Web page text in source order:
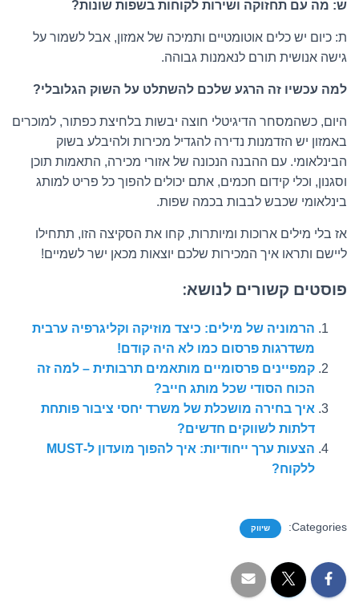
ש: מה עם תחזוקה ושירות לקוחות בשפות שונות?
ת: כיום יש כלים אוטומטיים ותמיכה של אמזון, אבל לשמור על
גישה אנושית תורם לנאמנות גבוהה.
למה עכשיו זה הרגע שלכם להשתלט על השוק הגלובלי?
היום, כשהמסחר הדיגיטלי חוצה יבשות בלחיצת כפתור, למוכרים
באמזון יש הזדמנות נדירה להגדיל מכירות ולהיבלע בשוק
הבינלאומי. עם ההבנה הנכונה של אזורי מכירה, התאמות תוכן
וסגנון, וכלי קידום חכמים, אתם יכולים להפוך כל פריט למותג
בינלאומי שכבש לבבות בכמה שפות.
אז בלי מילים ארוכות ומיותרות, קחו את הסקיצה הזו, תתחילו
ליישם ותראו איך המכירות שלכם יוצאות מכאן ישר לשמיים!
פוסטים קשורים לנושא:
הרמוניה של מילים: כיצד מוזיקה וקליגרפיה ערבית
משדרגות פרסום כמו לא היה קודם!
קמפיינים פרסומיים מותאמים תרבותית – למה זה
הכוח הסודי שכל מותג חייב?
איך בחירה מושכלת של משרד יחסי ציבור פותחת
דלתות לשווקים חדשים?
הצעות ערך ייחודיות: איך להפוך מועדון ל-MUST
ללקוח?
Categories: שיווק